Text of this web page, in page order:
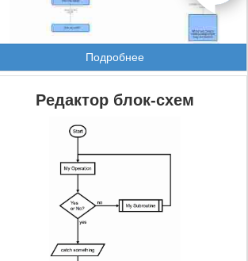
Подробнее
Редактор блок-схем